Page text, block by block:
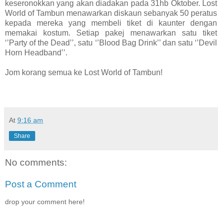
keseronokkan yang akan diadakan pada 31hb Oktober. Lost
World of Tambun menawarkan diskaun sebanyak 50 peratus
kepada mereka yang membeli tiket di kaunter dengan
memakai kostum. Setiap pakej menawarkan satu tiket
‘’Party of the Dead’’, satu ‘’Blood Bag Drink’’ dan satu ‘’Devil
Horn Headband’’.
Jom korang semua ke Lost World of Tambun!
At 9:16 am
Share
No comments:
Post a Comment
drop your comment here!